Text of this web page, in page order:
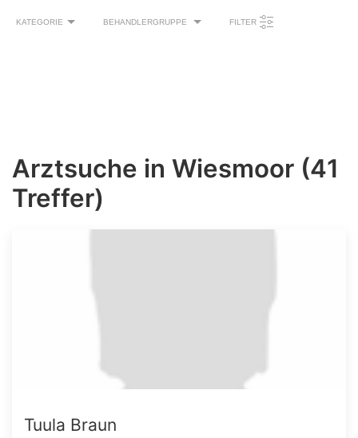
KATEGORIE BEHANDLERGRUPPE FILTER
Arztsuche in Wiesmoor (41
Treffer)
Tuula Braun